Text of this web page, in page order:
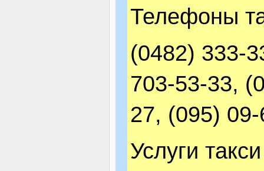
Телефоны
(0482) 333-
703-53-33,
27, (095)
Услуги